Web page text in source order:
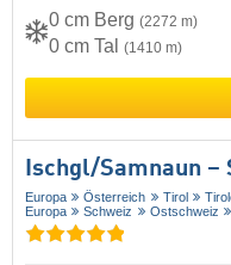
0 cm Berg (2272 m)
0 cm Tal (1410 m)
Ischgl/​Samnaun
Europa Österreich Tirol
Europa
Schweiz Ostschweiz